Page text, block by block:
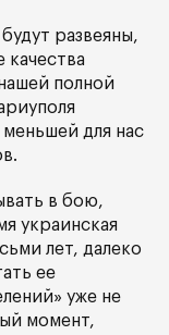
развеяны,
полной
для нас
в бою,
украинская
лет, далеко
ее
уже не
момент,